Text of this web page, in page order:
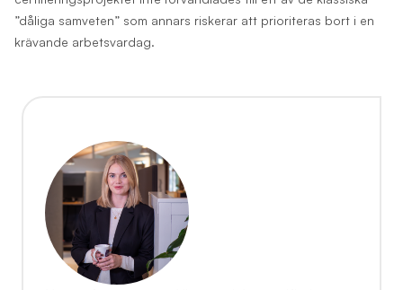
”dåliga samveten” som annars riskerar att prioriteras bort i en
krävande arbetsvardag.